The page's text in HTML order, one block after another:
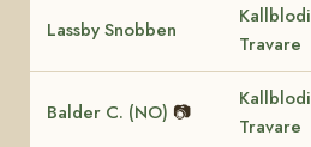
Lassby Snobben
Travare
Balder C. (NO) 📷
Travare